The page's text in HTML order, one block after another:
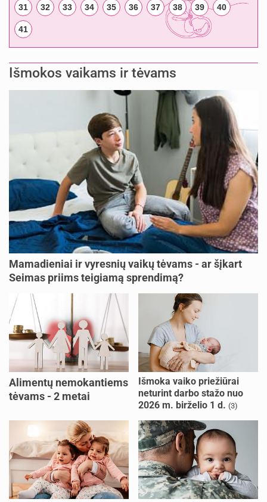
31 32 33 34 35 36 37 38 39 40
41
Išmokos vaikams ir tėvams
Mamadieniai ir vyresnių vaikų tėvams - ar šįkart
Seimas priims teigiamą sprendimą?
Alimentų nemokantiems
tėvams - 2 metai
Išmoka vaiko priežiūrai
neturint darbo stažo nuo
2026 m. birželio 1 d. (3)